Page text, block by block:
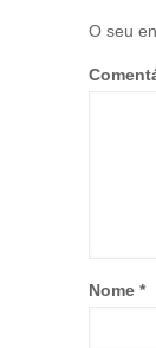
O seu
Nome *